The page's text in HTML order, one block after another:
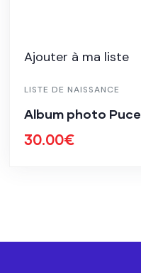
Ajouter à ma liste
LISTE DE NAISSANCE
Album photo
30.00€